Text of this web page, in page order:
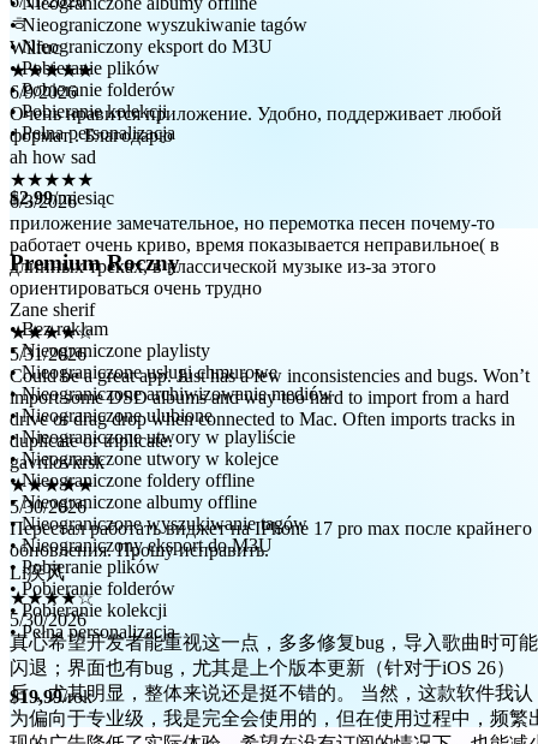
Wilfuc
★★★★★
6/9/2026
Очень нравится приложение. Удобно, поддерживает любой
формат . Благодарю
ah how sad
★★★★★
6/3/2026
приложение замечательное, но перемотка песен почему-то
работает очень криво, время показывается неправильное( в
длинных треках, в классической музыке из-за этого
ориентироваться очень трудно
Zane sherif
★★★★☆
5/31/2026
Could be a great app. Just has a few inconsistencies and bugs. Won’t
import some DSD albums and way too hard to import from a hard
drive or drag drop when connected to Mac. Often imports tracks in
duplicate or triplicate.
gavrilovkrsk
★★★★★
5/30/2026
Перестал работать виджет на IPhone 17 pro max после крайнего
обновления. Прошу исправить.
Li疾风
★★★★☆
5/30/2026
真心希望开发者能重视这一点，多多修复bug，导入歌曲时可能
闪退；界面也有bug，尤其是上个版本更新（针对于iOS 26）
后，尤其明显，整体来说还是挺不错的。 当然，这款软件我认
为偏向于专业级，我是完全会使用的，但在使用过程中，频繁
现的广告降低了实际体验，希望在没有订阅的情况下，也能减
广告（或许能为这款软件增加人气）。如果开发者考虑并听取
• Nieograniczone wyszukiwanie tagów
• Nieograniczony eksport do M3U
• Pobieranie plików
• Pobieranie folderów
• Pobieranie kolekcji
• Pełna personalizacja
$2,99/miesiąc
Premium Roczny
• Bez reklam
• Nieograniczone playlisty
• Nieograniczone usługi chmurowe
• Nieograniczone archiwizowanie mediów
• Nieograniczone ulubione
• Nieograniczone utwory w playliście
• Nieograniczone utwory w kolejce
• Nieograniczone foldery offline
• Nieograniczone albumy offline
• Nieograniczone wyszukiwanie tagów
• Nieograniczony eksport do M3U
• Pobieranie plików
• Pobieranie folderów
• Pobieranie kolekcji
• Pełna personalizacja
$19,99/rok